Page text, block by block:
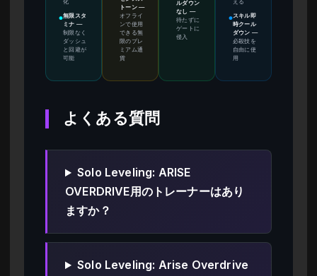
化
●無限スタ
ミナ —
制限なく
ダッシュ
と回避が
可能
トーン—
オフライ
ンで使用
できる無
限のプレ
ミアム通
貨
ルダウン
なし —
待たずに
ゲートに
侵入
える
●スキル即
時クール
ダウン —
必殺技を
自由に使
用
よくある質問
Solo Leveling: ARISE
OVERDRIVE用のトレーナーはあり
ますか？
Solo Leveling: Arise Overdrive